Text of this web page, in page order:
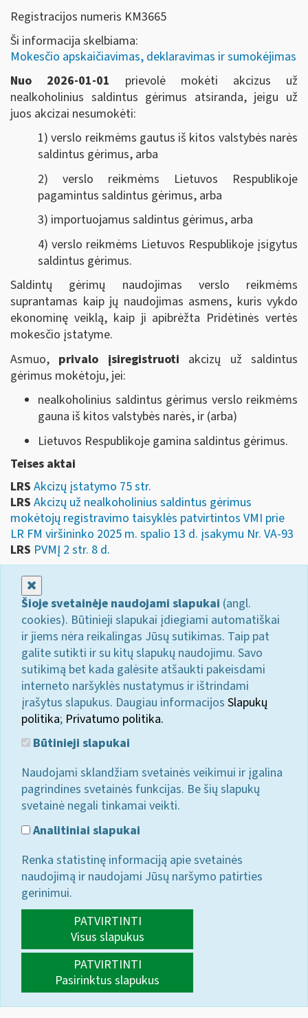
Registracijos numeris KM3665
Ši informacija skelbiama:
Mokesčio apskaičiavimas, deklaravimas ir sumokėjimas
Nuo 2026-01-01 prievolė mokėti akcizus už
nealkoholinius saldintus gėrimus atsiranda, jeigu už
juos akcizai nesumokėti:
1) verslo reikmėms gautus iš kitos valstybės narės
saldintus gėrimus, arba
2) verslo reikmėms Lietuvos Respublikoje
pagamintus saldintus gėrimus, arba
3) importuojamus saldintus gėrimus, arba
4) verslo reikmėms Lietuvos Respublikoje įsigytus
saldintus gėrimus.
Saldintų gėrimų naudojimas verslo reikmėms
suprantamas kaip jų naudojimas asmens, kuris vykdo
ekonominę veiklą, kaip ji apibrėžta Pridėtinės vertės
mokesčio įstatyme.
Asmuo, privalo įsiregistruoti akcizų už saldintus
gėrimus mokėtoju, jei:
nealkoholinius saldintus gėrimus verslo reikmėms
gauna iš kitos valstybės narės, ir (arba)
Lietuvos Respublikoje gamina saldintus gėrimus.
Teises aktai
LRS Akcizų įstatymo 75 str.
LRS Akcizų už nealkoholinius saldintus gėrimus
mokėtojų registravimo taisyklės patvirtintos VMI prie
LR FM viršininko 2025 m. spalio 13 d. įsakymu Nr. VA-93
LRS PVMĮ 2 str. 8 d.
Šioje svetainėje naudojami slapukai (angl.
cookies). Būtinieji slapukai įdiegiami automatiškai
ir jiems nėra reikalingas Jūsų sutikimas. Taip pat
galite sutikti ir su kitų slapukų naudojimu. Savo
sutikimą bet kada galėsite atšaukti pakeisdami
interneto naršyklės nustatymus ir ištrindami
įrašytus slapukus. Daugiau informacijos Slapukų
politika; Privatumo politika.
Būtinieji slapukai
Naudojami sklandžiam svetainės veikimui ir įgalina
pagrindines svetainės funkcijas. Be šių slapukų
svetainė negali tinkamai veikti.
Analitiniai slapukai
Renka statistinę informaciją apie svetainės
naudojimą ir naudojami Jūsų naršymo patirties
gerinimui.
PATVIRTINTI
Visus slapukus
PATVIRTINTI
Pasirinktus slapukus